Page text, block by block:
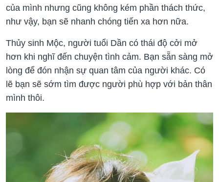
của mình nhưng cũng không kém phần thách thức,
như vậy, bạn sẽ nhanh chóng tiến xa hơn nữa.
Thủy sinh Mộc, người tuổi Dần có thái độ cởi mở
hơn khi nghĩ đến chuyện tình cảm. Bạn sẵn sàng mở
lòng để đón nhận sự quan tâm của người khác. Có
lẽ bạn sẽ sớm tìm được người phù hợp với bản thân
mình thôi.